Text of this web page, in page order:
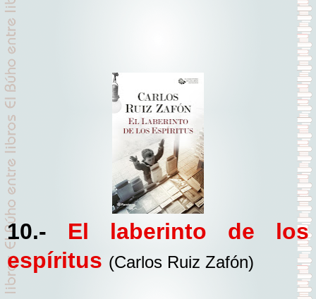
10.- El laberinto de los
espíritus (Carlos Ruiz Zafón)